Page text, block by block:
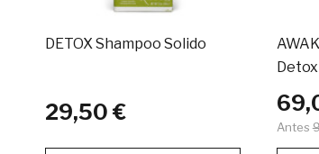
DETOX Shampoo Solido
29,50 €
Detox
Antes